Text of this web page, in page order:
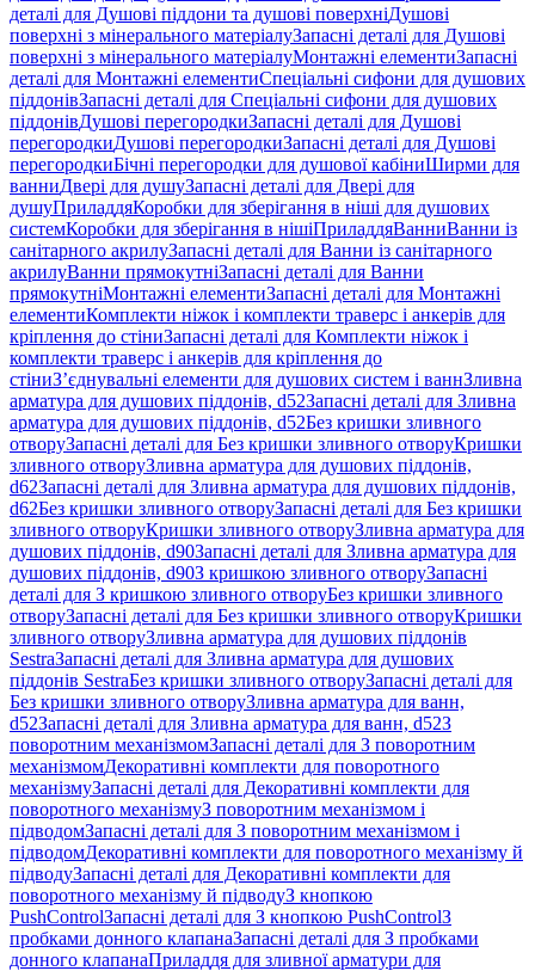
деталі для Душові піддони та душові поверхніДушові
поверхні з мінерального матеріалуЗапасні деталі для Душові
поверхні з мінерального матеріалуМонтажні елементиЗапасні
деталі для Монтажні елементиСпеціальні сифони для душових
піддонівЗапасні деталі для Спеціальні сифони для душових
піддонівДушові перегородкиЗапасні деталі для Душові
перегородкиДушові перегородкиЗапасні деталі для Душові
перегородкиБічні перегородки для душової кабіниШирми для
ванниДвері для душуЗапасні деталі для Двері для
душуПриладдяКоробки для зберігання в ніші для душових
системКоробки для зберігання в нішіПриладдяВанниВанни із
санітарного акрилуЗапасні деталі для Ванни із санітарного
акрилуВанни прямокутніЗапасні деталі для Ванни
прямокутніМонтажні елементиЗапасні деталі для Монтажні
елементиКомплекти ніжок і комплекти траверс і анкерів для
кріплення до стіниЗапасні деталі для Комплекти ніжок і
комплекти траверс і анкерів для кріплення до
стіниЗ’єднувальні елементи для душових систем і ваннЗливна
арматура для душових піддонів, d52Запасні деталі для Зливна
арматура для душових піддонів, d52Без кришки зливного
отворуЗапасні деталі для Без кришки зливного отворуКришки
зливного отворуЗливна арматура для душових піддонів,
d62Запасні деталі для Зливна арматура для душових піддонів,
d62Без кришки зливного отворуЗапасні деталі для Без кришки
зливного отворуКришки зливного отворуЗливна арматура для
душових піддонів, d90Запасні деталі для Зливна арматура для
душових піддонів, d90З кришкою зливного отворуЗапасні
деталі для З кришкою зливного отворуБез кришки зливного
отворуЗапасні деталі для Без кришки зливного отворуКришки
зливного отворуЗливна арматура для душових піддонів
SestraЗапасні деталі для Зливна арматура для душових
піддонів SestraБез кришки зливного отворуЗапасні деталі для
Без кришки зливного отворуЗливна арматура для ванн,
d52Запасні деталі для Зливна арматура для ванн, d52З
поворотним механізмомЗапасні деталі для З поворотним
механізмомДекоративні комплекти для поворотного
механізмуЗапасні деталі для Декоративні комплекти для
поворотного механізмуЗ поворотним механізмом і
підводомЗапасні деталі для З поворотним механізмом і
підводомДекоративні комплекти для поворотного механізму й
підводуЗапасні деталі для Декоративні комплекти для
поворотного механізму й підводуЗ кнопкою
PushControlЗапасні деталі для З кнопкою PushControlЗ
пробками донного клапанаЗапасні деталі для З пробками
донного клапанаПриладдя для зливної арматури для